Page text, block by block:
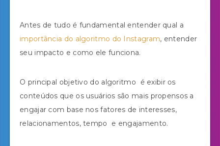
Antes de tudo é fundamental entender qual a
importância do algoritmo do Instagram, entender
seu impacto e como ele funciona.
O principal objetivo do algoritmo é exibir os
conteúdos que os usuários são mais propensos a
engajar com base nos fatores de interesses,
relacionamentos, tempo e engajamento.